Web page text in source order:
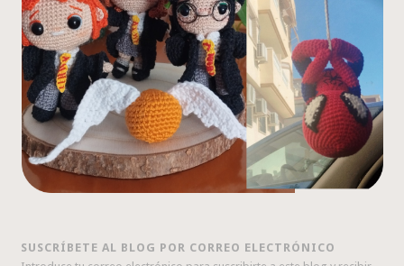
SUSCRÍBETE AL BLOG POR CORREO ELECTRÓNICO